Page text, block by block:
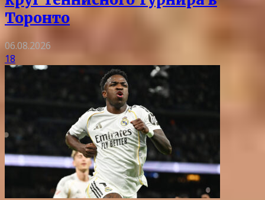
Торонто
06.08.2026
18